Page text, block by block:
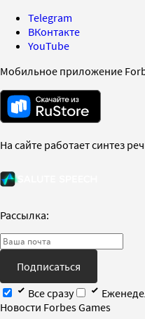
Telegram
ВКонтакте
YouTube
Мобильное приложение
На сайте работает синтез
Рассылка:
Подписаться
Все сразу
Новости Forbes Games